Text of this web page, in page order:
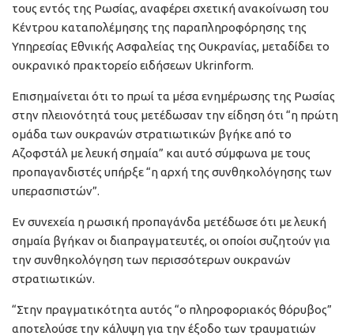
τους εντός της Ρωσίας, αναφέρει σχετική ανακοίνωση του
Κέντρου καταπολέμησης της παραπληροφόρησης της
Υπηρεσίας Εθνικής Ασφαλείας της Ουκρανίας, μεταδίδει το
ουκρανικό πρακτορείο ειδήσεων Ukrinform.
Επισημαίνεται ότι το πρωί τα μέσα ενημέρωσης της Ρωσίας
στην πλειονότητά τους μετέδωσαν την είδηση ότι “η πρώτη
ομάδα των ουκρανών στρατιωτικών βγήκε από το
Αζοφστάλ με λευκή σημαία” και αυτό σύμφωνα με τους
προπαγανδιστές υπήρξε “η αρχή της συνθηκολόγησης των
υπερασπιστών”.
Εν συνεχεία η ρωσική προπαγάνδα μετέδωσε ότι με λευκή
σημαία βγήκαν οι διαπραγματευτές, οι οποίοι συζητούν για
την συνθηκολόγηση των περισσότερων ουκρανών
στρατιωτικών.
“Στην πραγματικότητα αυτός “ο πληροφοριακός θόρυβος”
αποτελούσε την κάλυψη για την έξοδο των τραυματιών